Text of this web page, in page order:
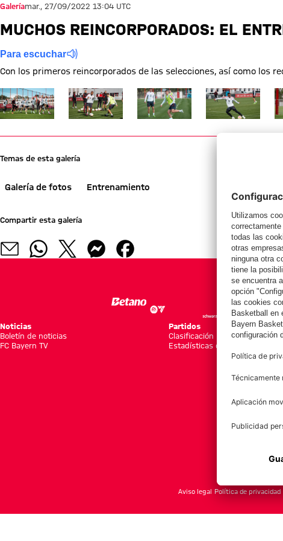
Galeríamar., 27/09/2022 13:04 UTC
MUCHOS REINCORPORADOS: EL
Para escuchar
Con los primeros reincorporados de las selecciones, así como los
Mostrar tamaño completoMostrar tamaño completoMostrar tamaño completo
Mostrar tamaño
Temas de esta galería
Galería de fotos Entrenamiento
Compartir esta galería
Noticias
Boletín de noticias
FC Bayern TV
Partidos
Clasificación
Estadísticas del equipo
Aviso legal Política de privacidad